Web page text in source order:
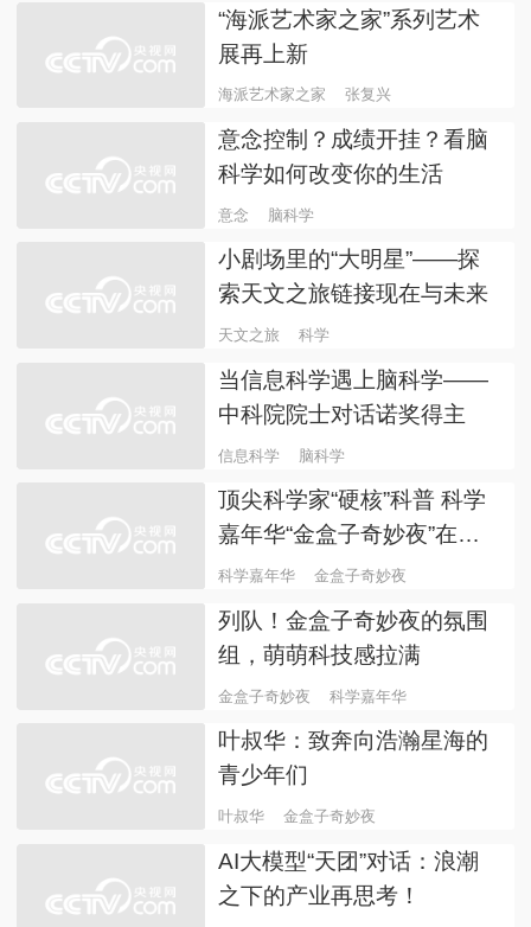
上海圆满收官
长江 生态
中央广播电视总台上海总站
与上海文艺医院、上海市徐
汇区牙病防治所举办合作签
约活动
上海总站 文艺医院
“2023电竞产业发展大会”在
沪启动
电竞产业 上海总站
“海派艺术家之家”系列艺术
展再上新
海派艺术家之家 张复兴
意念控制？成绩开挂？看脑
科学如何改变你的生活
意念 脑科学
小剧场里的“大明星”——探
索天文之旅链接现在与未来
天文之旅 科学
当信息科学遇上脑科学——
中科院院士对话诺奖得主
信息科学 脑科学
顶尖科学家“硬核”科普 科学
嘉年华“金盒子奇妙夜”在沪
举办
科学嘉年华 金盒子奇妙夜
列队！金盒子奇妙夜的氛围